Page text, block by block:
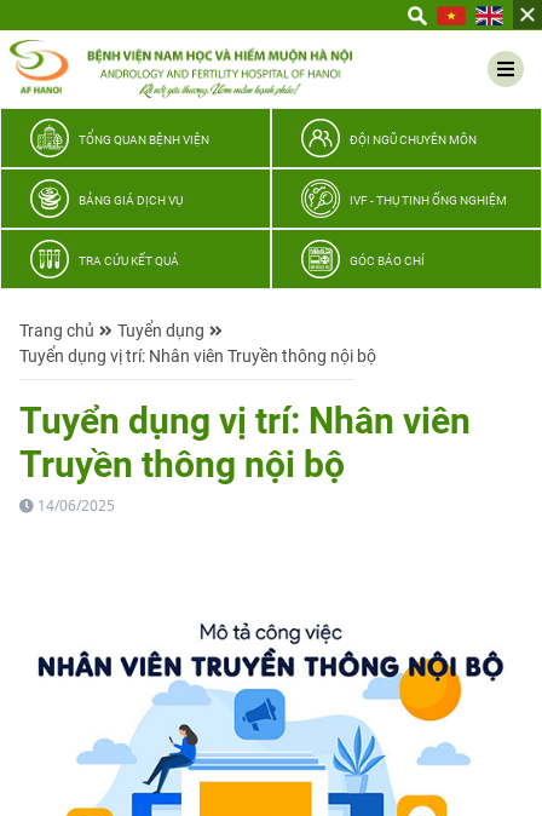
thương
TỔNG QUAN BỆNH VIỆN ĐỘI NGŨ CHUYÊN MÔN
BẢNG GIÁ DỊCH VỤ IVF - THỤ TINH ỐNG NGHIỆM
TRA CỨU KẾT QUẢ GÓC BÁO CHÍ
Trang chủ
Tuyển dụng
Tuyển dụng vị trí: Nhân viên Truyền thông nội bộ
Tuyển dụng vị trí: Nhân viên
Truyền thông nội bộ
14/06/2025